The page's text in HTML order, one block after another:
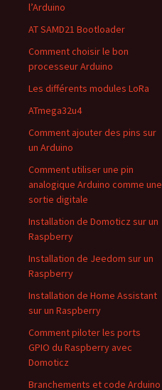
l’Arduino
AT SAMD21 Bootloader
Comment choisir le bon
processeur Arduino
Les différents modules LoRa
ATmega32u4
Comment ajouter des pins sur
un Arduino
Comment utiliser une pin
analogique Arduino comme une
sortie digitale
Installation de Domoticz sur un
Raspberry
Installation de Jeedom sur un
Raspberry
Installation de Home Assistant
sur un Raspberry
Comment piloter les ports
GPIO du Raspberry avec
Domoticz
Branchements et code Arduino